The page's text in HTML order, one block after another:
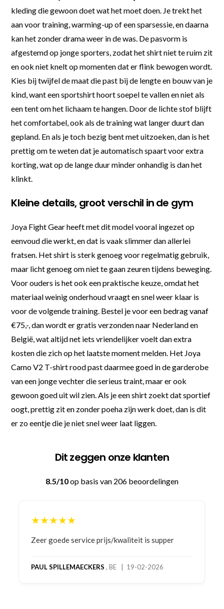
kleding die gewoon doet wat het moet doen. Je trekt het
aan voor training, warming-up of een sparsessie, en daarna
kan het zonder drama weer in de was. De pasvorm is
afgestemd op jonge sporters, zodat het shirt niet te ruim zit
en ook niet knelt op momenten dat er flink bewogen wordt.
Kies bij twijfel de maat die past bij de lengte en bouw van je
kind, want een sportshirt hoort soepel te vallen en niet als
een tent om het lichaam te hangen. Door de lichte stof blijft
het comfortabel, ook als de training wat langer duurt dan
gepland. En als je toch bezig bent met uitzoeken, dan is het
prettig om te weten dat je automatisch spaart voor extra
korting, wat op de lange duur minder onhandig is dan het
klinkt.
Kleine details, groot verschil in de gym
Joya Fight Gear heeft met dit model vooral ingezet op
eenvoud die werkt, en dat is vaak slimmer dan allerlei
fratsen. Het shirt is sterk genoeg voor regelmatig gebruik,
maar licht genoeg om niet te gaan zeuren tijdens beweging.
Voor ouders is het ook een praktische keuze, omdat het
materiaal weinig onderhoud vraagt en snel weer klaar is
voor de volgende training. Bestel je voor een bedrag vanaf
€75,-, dan wordt er gratis verzonden naar Nederland en
België, wat altijd net iets vriendelijker voelt dan extra
kosten die zich op het laatste moment melden. Het Joya
Camo V2 T-shirt rood past daarmee goed in de garderobe
van een jonge vechter die serieus traint, maar er ook
gewoon goed uit wil zien. Als je een shirt zoekt dat sportief
oogt, prettig zit en zonder poeha zijn werk doet, dan is dit
er zo eentje die je niet snel weer laat liggen.
Dit zeggen onze klanten
8.5/10op basis van 206 beoordelingen
★★★★★
Bestelling gedaan vanwege goede prijzen en
bestelling al ontvangen met gifts, waardoor je